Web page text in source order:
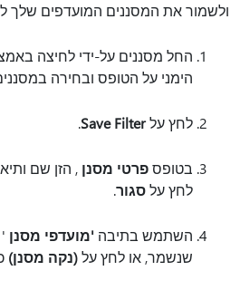
ולשמור את המסננים המועדפים שלך
החל מסננים על-ידי לחיצה
הימני על הטופס ובחירה
לחץ עלSave Filter
.
בטופספרטי מסנן , הזן שם
לחץ עלסגור.
השתמש בתיבה 'מועדפי מסנן '
שנשמר, או לחץ על(נקה מסנן)